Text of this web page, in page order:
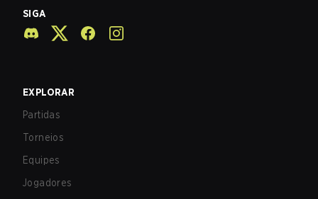
SIGA
EXPLORAR
Partidas
Torneios
Equipes
Jogadores